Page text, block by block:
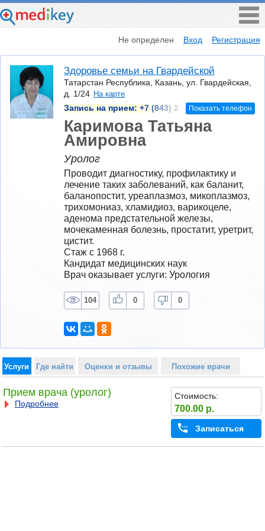
Не определен Вход Регистрация
Здоровье семьи на Гвардейской
Татарстан Республика, Казань, ул. Гвардейская,
д. 1/24 На карте
Запись на прием: +7 (843) 2 Показать телефон
Каримова Татьяна
Амировна
Уролог
Проводит диагностику, профилактику и
лечение таких заболеваний, как баланит,
баланопостит, уреаплазмоз, микоплазмоз,
трихомониаз, хламидиоз, варикоцеле,
аденома предстательной железы,
мочекаменная болезнь, простатит, уретрит,
цистит.
Стаж с 1968 г.
Кандидат медицинских наук
Врач оказывает услуги: Урология
104 0 0
Услуги Где найти Оценки и отзывы Похожие врачи
Прием врача (уролог)
Подробнее
Стоимость:
700.00 р.
Записаться